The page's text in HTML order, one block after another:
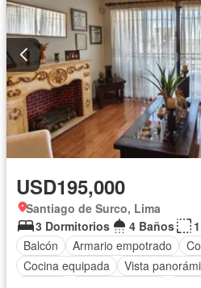
USD195,000
Santiago de Surco, Lima
3 Dormitorios
4 Baños
Balcón
Armario empotrado
Cocina equipada
Vista